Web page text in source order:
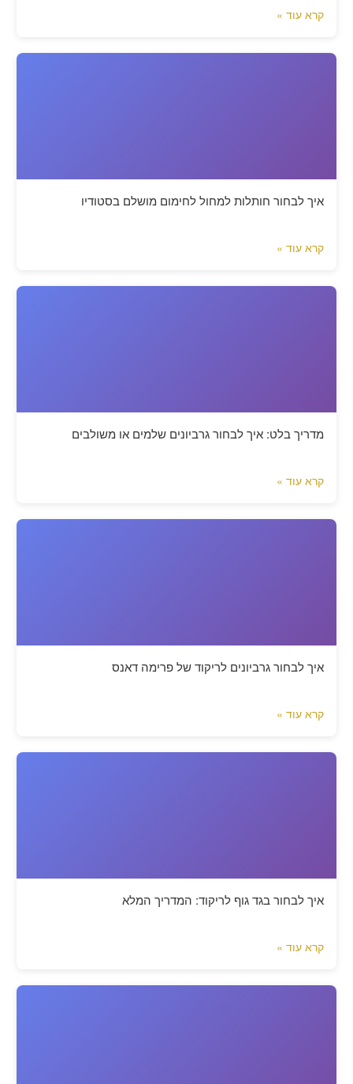
קרא עוד »
איך לבחור חותלות למחול לחימום מושלם בסטודיו
קרא עוד »
מדריך בלט: איך לבחור גרביונים שלמים או משולבים
קרא עוד »
איך לבחור גרביונים לריקוד של פרימה דאנס
קרא עוד »
איך לבחור בגד גוף לריקוד: המדריך המלא
קרא עוד »